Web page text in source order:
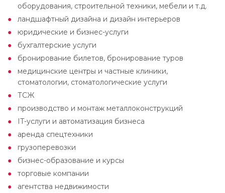
оборудования, строительной техники, мебели и т.д.
ландшафтный дизайна и дизайн интерьеров
юридические и бизнес-услуги
бухгалтерские услуги
бронирование билетов, бронирование туров
медицинские центры и частные клиники,
стоматологии, стоматологические услуги
ТСЖ
производство и монтаж металлоконструкций
IT-услуги и автоматизация бизнеса
аренда спецтехники
грузоперевозки
бизнес-образование и курсы
торговые компании
агентства недвижимости